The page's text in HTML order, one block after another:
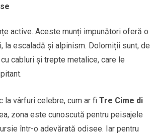
active. Aceste munți impunători oferă o
escaladă și alpinism. Dolomiții sunt, de
cabluri și trepte metalice, care le
la vârfuri celebre, cum ar fi Tre Cime di
zona este cunoscută pentru peisajele
într-o adevărată odisee. Iar pentru